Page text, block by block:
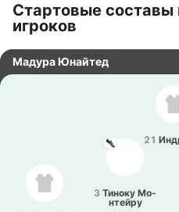
Стартовые составы
игроков
Мадура Юнайтед
21
3 Тиноку Мо­
нтей­ру